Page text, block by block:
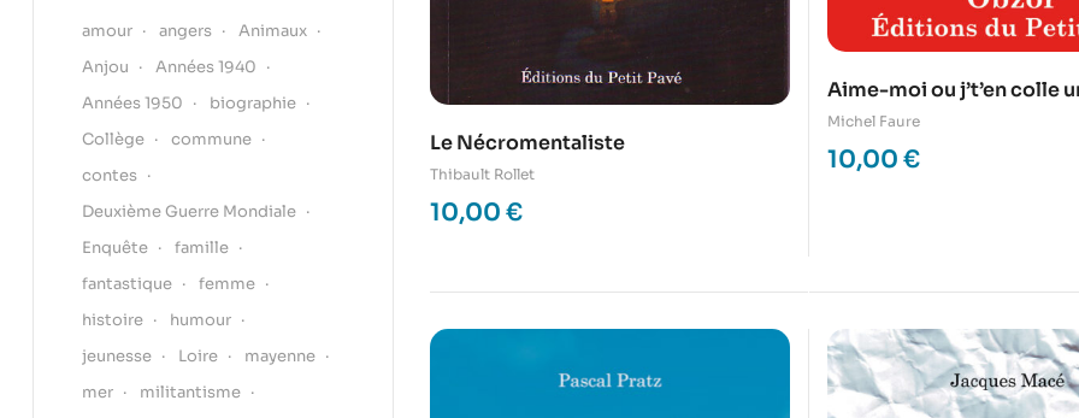
Le Nécromentaliste
Thibault Rollet
10,00 €
Aime-moi ou j’t’en colle
Michel Faure
10,00 €
amour angers
Animaux
Anjou
Années 1940
Années 1950
biographie
Collège
commune
contes
Deuxième Guerre Mondiale
Enquête
famille
fantastique
femme
histoire
humour
jeunesse
Loire
mayenne
mer
militantisme